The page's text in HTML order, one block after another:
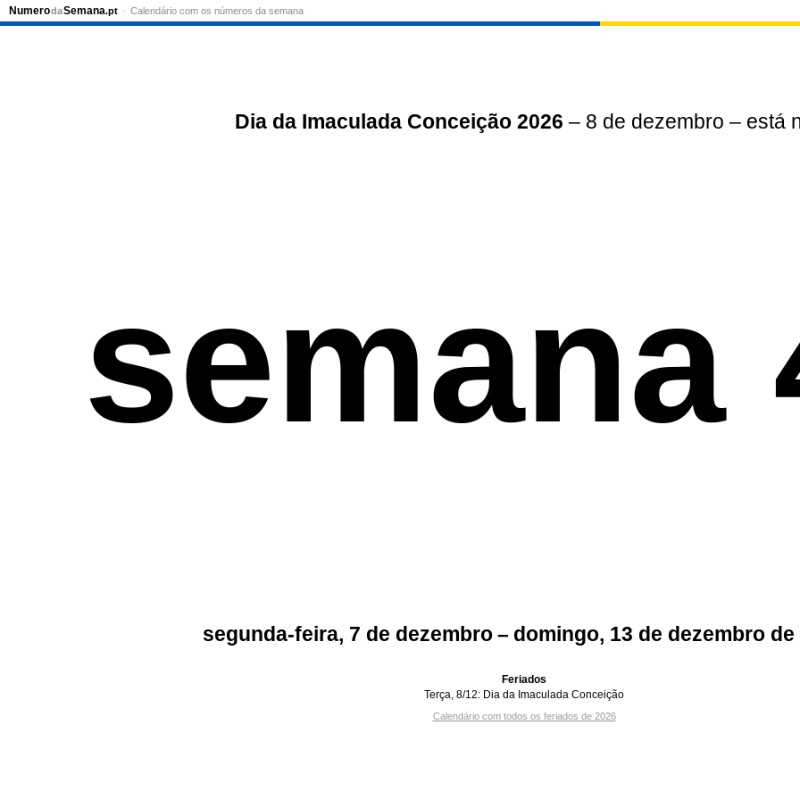
Dia da Imaculada Conceição 2026 – 8 de dezembro – está
semana
segunda-feira, 7 de dezembro – domingo, 13 de dezembro de
Feriados
Terça, 8/12: Dia da Imaculada Conceição
Calendário com todos os feriados de 2026
NumerodaSemana.pt Calendário com os números da semana